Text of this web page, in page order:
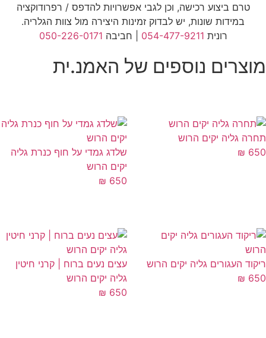
טרם ביצוע רכישה, וכן לגבי אפשרויות להדפס / רפרודוקציה
במידות שונות, יש לבדוק זמינות היצירה מול צוות הגלריה.
רונית054-477-9211| חביבה050-226-0171
נוספים של האמנ.ית
גליה יקים הרוש
₪
שלדג גמדי על חוף כנרת גליה
יקים הרוש
650
₪
העגורים גליה יקים הרוש
₪
עצים נעים ברוח | קרני חיטין
גליה יקים הרוש
650
₪